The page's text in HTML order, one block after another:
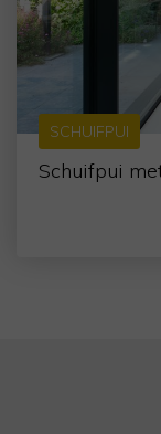
SCHUIFPUI
Schuifpui